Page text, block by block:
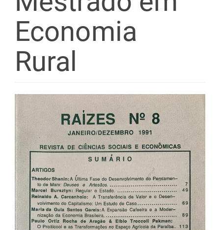
Economia
Rural
Barra
lateral
de
artigos